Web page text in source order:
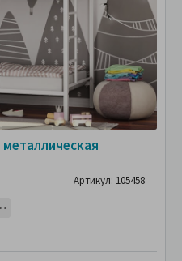
Артикул: 105458